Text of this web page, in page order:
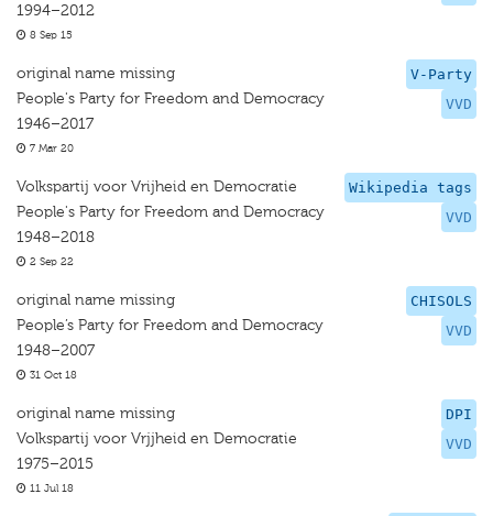
1994–2012
8 Sep 15
V-Party
VVD
original name missing
People's Party for Freedom and Democracy
1946–2017
7 Mar 20
Wikipedia tags
VVD
Volkspartij voor Vrijheid en Democratie
People's Party for Freedom and Democracy
1948–2018
2 Sep 22
CHISOLS
VVD
original name missing
People’s Party for Freedom and Democracy
1948–2007
31 Oct 18
DPI
VVD
original name missing
Volkspartij voor Vrjjheid en Democratie
1975–2015
11 Jul 18